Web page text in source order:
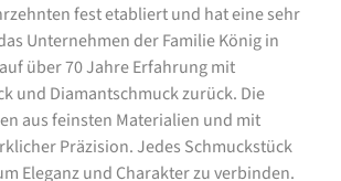
fest etabliert und hat eine sehr
Unternehmen der Familie König in
über 70 Jahre Erfahrung mit
und Diamantschmuck zurück. Die
aus feinsten Materialien und mit
Präzision. Jedes Schmuckstück
Eleganz und Charakter zu verbinden.